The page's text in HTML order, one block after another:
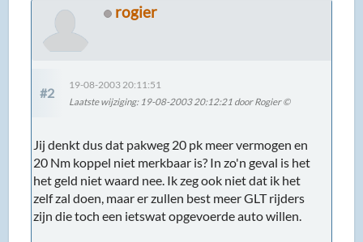
rogier
#2
19-08-2003 20:11:51
Laatste wijziging: 19-08-2003 20:12:21 door Rogier ©
Jij denkt dus dat pakweg 20 pk meer vermogen en
20 Nm koppel niet merkbaar is? In zo'n geval is het
het geld niet waard nee. Ik zeg ook niet dat ik het
zelf zal doen, maar er zullen best meer GLT rijders
zijn die toch een ietswat opgevoerde auto willen.